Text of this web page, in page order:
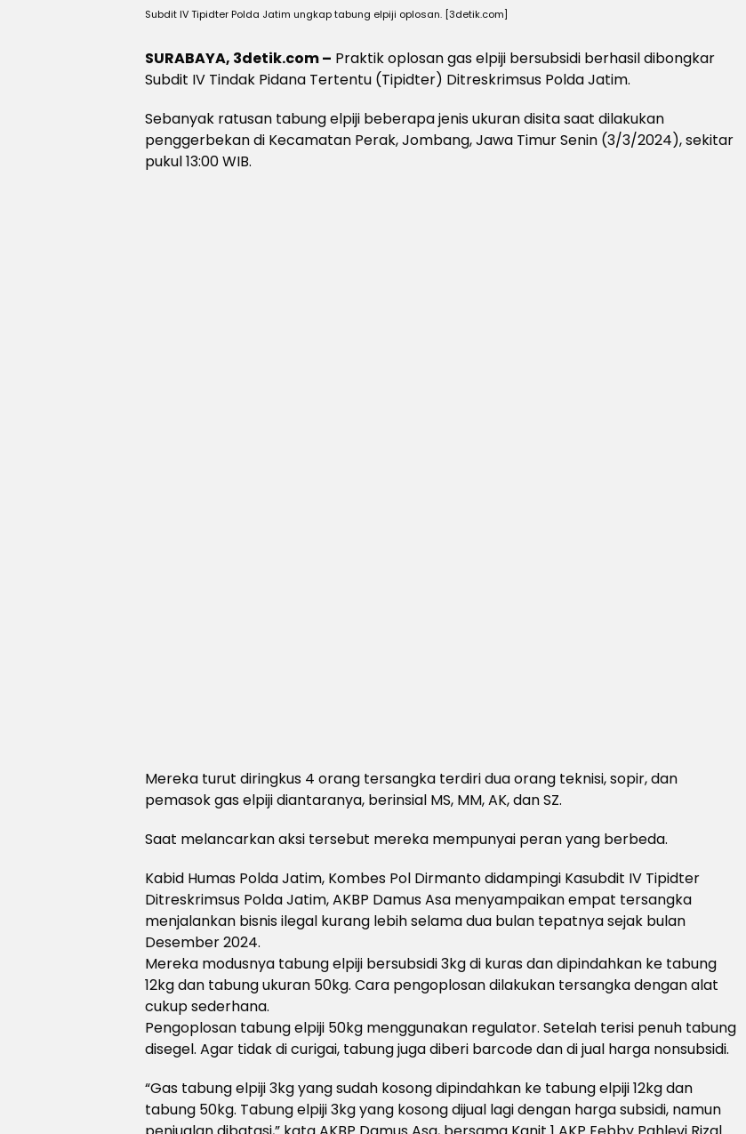
Subdit IV Tipidter Polda Jatim ungkap tabung elpiji oplosan. [3detik.com]
SURABAYA, 3detik.com – Praktik oplosan gas elpiji bersubsidi berhasil dibongkar
Subdit IV Tindak Pidana Tertentu (Tipidter) Ditreskrimsus Polda Jatim.
Sebanyak ratusan tabung elpiji beberapa jenis ukuran disita saat dilakukan
penggerbekan di Kecamatan Perak, Jombang, Jawa Timur Senin (3/3/2024), sekitar
pukul 13:00 WIB.
Mereka turut diringkus 4 orang tersangka terdiri dua orang teknisi, sopir, dan
pemasok gas elpiji diantaranya, berinsial MS, MM, AK, dan SZ.
Saat melancarkan aksi tersebut mereka mempunyai peran yang berbeda.
Kabid Humas Polda Jatim, Kombes Pol Dirmanto didampingi Kasubdit IV Tipidter
Ditreskrimsus Polda Jatim, AKBP Damus Asa menyampaikan empat tersangka
menjalankan bisnis ilegal kurang lebih selama dua bulan tepatnya sejak bulan
Desember 2024.
Mereka modusnya tabung elpiji bersubsidi 3kg di kuras dan dipindahkan ke tabung
12kg dan tabung ukuran 50kg. Cara pengoplosan dilakukan tersangka dengan alat
cukup sederhana.
Pengoplosan tabung elpiji 50kg menggunakan regulator. Setelah terisi penuh tabung
disegel. Agar tidak di curigai, tabung juga diberi barcode dan di jual harga nonsubsidi.
“Gas tabung elpiji 3kg yang sudah kosong dipindahkan ke tabung elpiji 12kg dan
tabung 50kg. Tabung elpiji 3kg yang kosong dijual lagi dengan harga subsidi, namun